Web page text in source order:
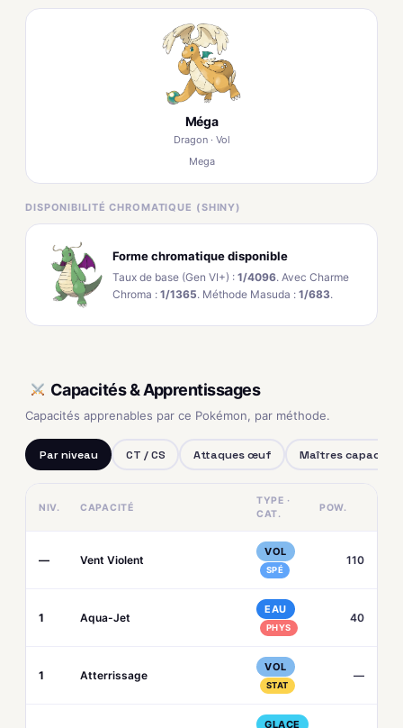
Méga
Dragon · Vol
Mega
DISPONIBILITÉ CHROMATIQUE (SHINY)
Forme chromatique disponible
Taux de base (Gen VI+) : 1/4096. Avec Charme
Chroma : 1/1365. Méthode Masuda : 1/683.
Capacités & Apprentissages
Capacités apprenables par ce Pokémon, par méthode.
Par niveau CT / CS Attaques œuf Maîtres capacités
NIV. CAPACITÉ
TYPE ·
CAT.
POW.
— Vent Violent
VOL
SPÉ
110
1 Aqua-Jet
EAU
PHYS
40
1 Atterrissage
VOL
STAT
—
GLACE